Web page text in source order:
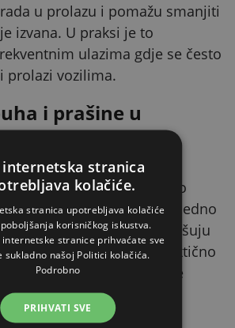
u prolazu i pomažu smanjiti
izvana. U praksi je to
ulazima gdje se često
prolazi vozilima.
i prašine u
propuh i dizanje
manje nekontrolirano
otvorena vrata. Lamele ujedno
vode te djelomično prigušuju
To je posebno praktično
i skladišta ili za odvajanje
internetska stranica
kolačiće.
stranica upotrebljava kolačiće
korisničkog iskustva.
stranice prihvaćate sve
sukladno našoj Politici kolačića.
Podrobno
PRIHVATI SVE